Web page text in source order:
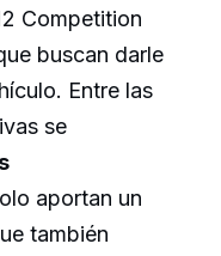
Competition
buscan darle
Entre las
se
aportan un
también